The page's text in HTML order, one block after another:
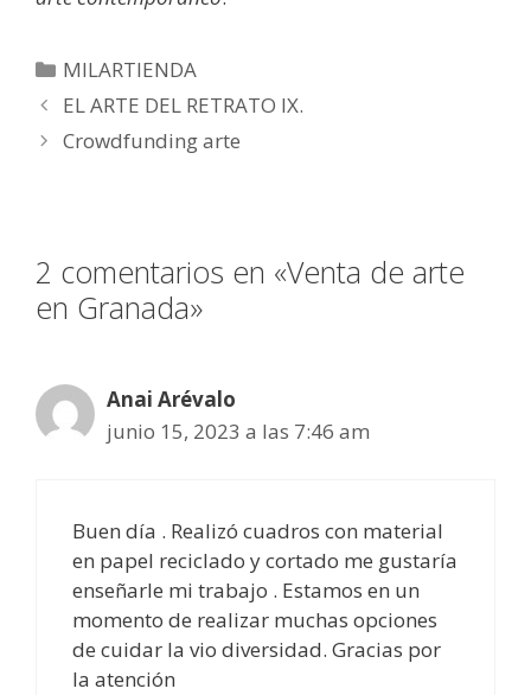
MILARTIENDA
EL ARTE DEL RETRATO IX.
Crowdfunding arte
2 comentarios en «Venta de arte
en Granada»
Anai Arévalo
junio 15, 2023 a las 7:46 am
Buen día . Realizó cuadros con material
en papel reciclado y cortado me gustaría
enseñarle mi trabajo . Estamos en un
momento de realizar muchas opciones
de cuidar la vio diversidad. Gracias por
la atención